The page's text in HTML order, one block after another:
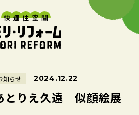
知らせ 2024.12.22
りえ久遠 似顔絵展